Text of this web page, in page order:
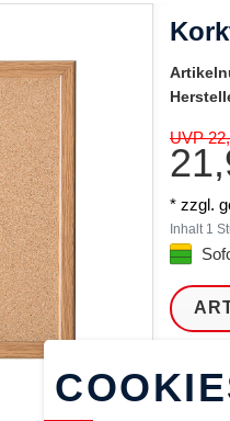
UVP
* zzgl.
Inhalt 1